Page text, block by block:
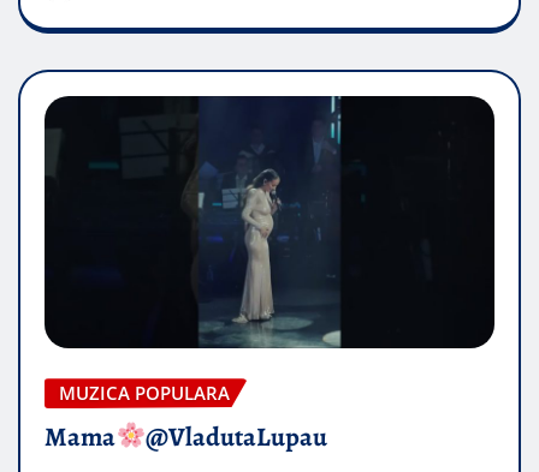
MUZICA POPULARA
Mama @VladutaLupau